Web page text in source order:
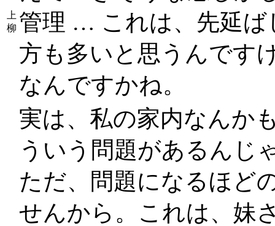
上
柳 管理 … これは、先延ば
方も多いと思うんです
なんですかね。
実は、私の家内なんか
ういう問題があるんじ
ただ、問題になるほど
せんから。これは、妹